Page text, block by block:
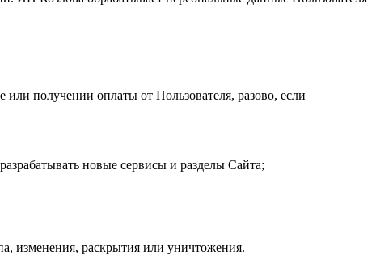
получении оплаты от Пользователя, разово, если
новые сервисы и разделы Сайта;
изменения, раскрытия или уничтожения.